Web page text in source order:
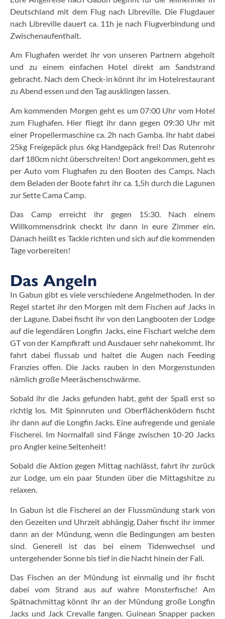
Deutschland mit dem Flug nach Libreville. Die Flugdauer
nach Libreville dauert ca. 11h je nach Flugverbindung und
Zwischenaufenthalt.
Am Flughafen werdet ihr von unseren Partnern abgeholt
und zu einem einfachen Hotel direkt am Sandstrand
gebracht. Nach dem Check-in könnt ihr im Hotelrestaurant
zu Abend essen und den Tag ausklingen lassen.
Am kommenden Morgen geht es um 07:00 Uhr vom Hotel
zum Flughafen. Hier fliegt ihr dann gegen 09:30 Uhr mit
einer Propellermaschine ca. 2h nach Gamba. Ihr habt dabei
25kg Freigepäck plus 6kg Handgepäck frei! Das Rutenrohr
darf 180cm nicht überschreiten! Dort angekommen, geht es
per Auto vom Flughafen zu den Booten des Camps. Nach
dem Beladen der Boote fahrt ihr ca. 1,5h durch die Lagunen
zur Sette Cama Camp.
Das Camp erreicht ihr gegen 15:30. Nach einem
Willkommensdrink checkt ihr dann in eure Zimmer ein.
Danach heißt es Tackle richten und sich auf die kommenden
Tage vorbereiten!
Das Angeln
In Gabun gibt es viele verschiedene Angelmethoden. In der
Regel startet ihr den Morgen mit dem Fischen auf Jacks in
der Lagune. Dabei fischt ihr von den Langbooten der Lodge
auf die legendären Longfin Jacks, eine Fischart welche dem
GT von der Kampfkraft und Ausdauer sehr nahekommt. Ihr
fahrt dabei flussab und haltet die Augen nach Feeding
Franzies offen. Die Jacks rauben in den Morgenstunden
nämlich große Meeräschenschwärme.
Sobald ihr die Jacks gefunden habt, geht der Spaß erst so
richtig los. Mit Spinnruten und Oberflächenködern fischt
ihr dann auf die Longfin Jacks. Eine aufregende und geniale
Fischerei. Im Normalfall sind Fänge zwischen 10-20 Jacks
pro Angler keine Seltenheit!
Sobald die Aktion gegen Mittag nachlässt, fahrt ihr zurück
zur Lodge, um ein paar Stunden über die Mittagshitze zu
relaxen.
In Gabun ist die Fischerei an der Flussmündung stark von
den Gezeiten und Uhrzeit abhängig. Daher fischt ihr immer
dann an der Mündung, wenn die Bedingungen am besten
sind. Generell ist das bei einem Tidenwechsel und
untergehender Sonne bis tief in die Nacht hinein der Fall.
Das Fischen an der Mündung ist einmalig und ihr fischt
dabei vom Strand aus auf wahre Monsterfische! Am
Spätnachmittag könnt ihr an der Mündung große Longfin
Jacks und Jack Crevalle fangen. Guinean Snapper packen